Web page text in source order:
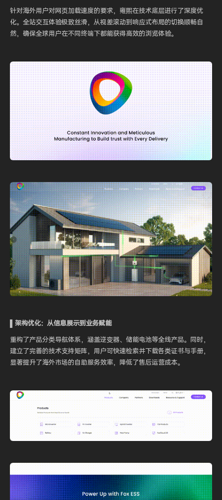
针对海外用户对网页加载速度的要求，雍熙在技术底层进行了深度优
化。全站交互体验极致丝滑，从视差滚动到响应式布局的切换顺畅自
然，确保全球用户在不同终端下都能获得高效的浏览体验。
▌架构优化：从信息展示到业务赋能
重构了产品分类导航体系，涵盖逆变器、储能电池等全线产品。同时，
建立了完善的技术支持矩阵，用户可快速检索并下载各类证书与手册，
显著提升了海外市场的自助服务效率，降低了售后运营成本。